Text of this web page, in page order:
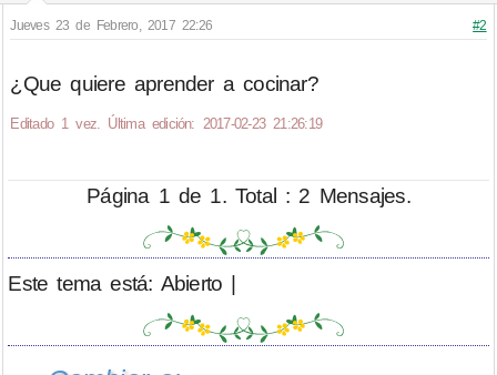
Jueves 23 de Febrero, 2017 22:26 #2
¿Que quiere aprender a cocinar?
Editado 1 vez. Última edición: 2017-02-23 21:26:19
Página 1 de 1. Total : 2 Mensajes.
Este tema está: Abierto |